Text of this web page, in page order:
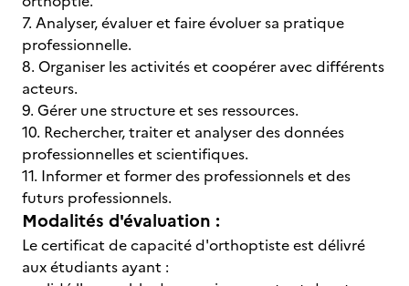
7. Analyser, évaluer et faire évoluer sa pratique
professionnelle.
8. Organiser les activités et coopérer avec différents
acteurs.
9. Gérer une structure et ses ressources.
10. Rechercher, traiter et analyser des données
professionnelles et scientifiques.
11. Informer et former des professionnels et des
futurs professionnels.
Modalités d'évaluation :
Le certificat de capacité d'orthoptiste est délivré
aux étudiants ayant :